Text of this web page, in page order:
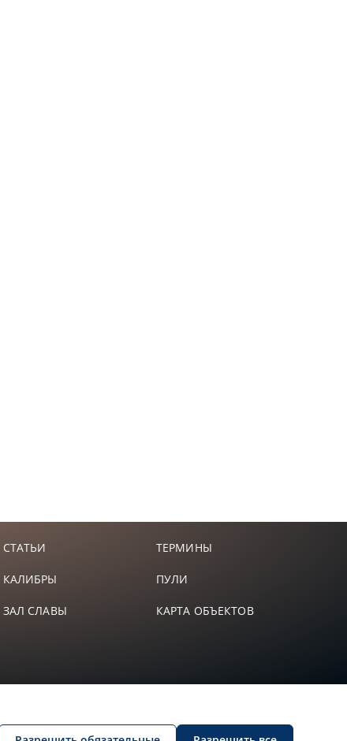
СТАТЬИ ТЕРМИНЫ
КАЛИБРЫ ПУЛИ
ЗАЛ СЛАВЫ КАРТА ОБЪЕКТОВ